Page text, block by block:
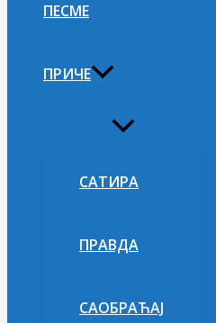
ПЕСМЕ
ПРИЧЕ
Укључи/
САТИРА
ПРАВДА
САОБРАЋАЈ